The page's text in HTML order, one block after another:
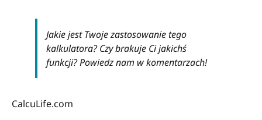
Jakie jest Twoje zastosowanie tego
kalkulatora? Czy brakuje Ci jakichś
funkcji? Powiedz nam w komentarzach!
CalcuLife.com